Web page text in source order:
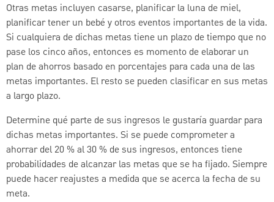
Otras metas incluyen casarse, planificar la luna de miel,
planificar tener un bebé y otros eventos importantes de la vida.
Si cualquiera de dichas metas tiene un plazo de tiempo que no
pase los cinco años, entonces es momento de elaborar un
plan de ahorros basado en porcentajes para cada una de las
metas importantes. El resto se pueden clasificar en sus metas
a largo plazo.
Determine qué parte de sus ingresos le gustaría guardar para
dichas metas importantes. Si se puede comprometer a
ahorrar del 20 % al 30 % de sus ingresos, entonces tiene
probabilidades de alcanzar las metas que se ha fijado. Siempre
puede hacer reajustes a medida que se acerca la fecha de su
meta.